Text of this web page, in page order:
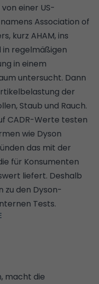
einer US-
Association of
kurz AHAM, ins
in regelmäßigen
in einem
untersucht. Dann
der
Staub und Rauch.
CADR-Werte testen
wie Dyson
das mit der
für Konsumenten
liefert. Deshalb
zu den Dyson-
Tests.
, macht die